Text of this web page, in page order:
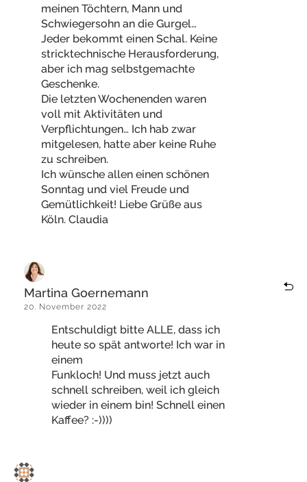
meinen Töchtern, Mann und
Schwiegersohn an die Gurgel…
Jeder bekommt einen Schal. Keine
stricktechnische Herausforderung,
aber ich mag selbstgemachte
Geschenke.
Die letzten Wochenenden waren
voll mit Aktivitäten und
Verpflichtungen… Ich hab zwar
mitgelesen, hatte aber keine Ruhe
zu schreiben.
Ich wünsche allen einen schönen
Sonntag und viel Freude und
Gemütlichkeit! Liebe Grüße aus
Köln. Claudia
Martina Goernemann
20. November 2022
Entschuldigt bitte ALLE, dass ich
heute so spät antworte! Ich war in
einem
Funkloch! Und muss jetzt auch
schnell schreiben, weil ich gleich
wieder in einem bin! Schnell einen
Kaffee? :-))))